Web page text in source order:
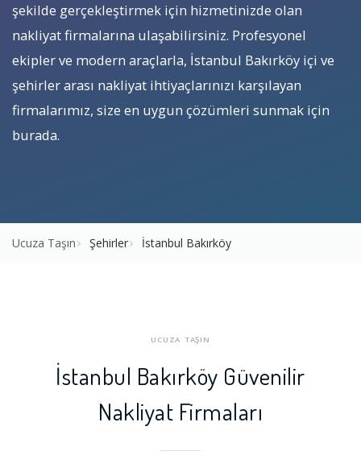
şekilde gerçekleştirmek için hizmetinizde olan
nakliyat firmalarına ulaşabilirsiniz. Profesyonel
ekipler ve modern araçlarla, İstanbul Bakırköy içi ve
şehirler arası nakliyat ihtiyaçlarınızı karşılayan
firmalarımız, size en uygun çözümleri sunmak için
burada.
Ucuza Taşın Şehirler İstanbul Bakırköy
UCUZA TAŞIN
İstanbul Bakırköy Güvenilir
Nakliyat Firmaları